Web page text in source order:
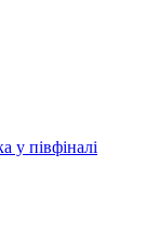
півфіналі